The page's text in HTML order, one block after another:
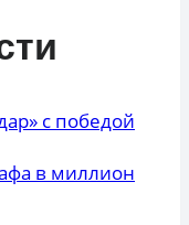
с победой
в миллион